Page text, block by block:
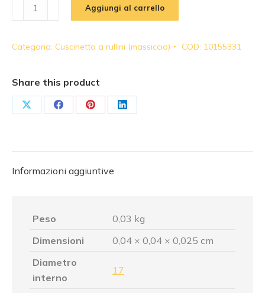
a
(massiccio)
|
NK1720
NK17/20NKE
Aggiungi al carrello
Categoria: Cuscinetto a rullini (massiccio) COD: 10155331
Share this product
Share Share Share Share
Informazioni aggiuntive
Peso
0,03 kg
Dimensioni
0,04 × 0,04 × 0,025 cm
Diametro
interno
17